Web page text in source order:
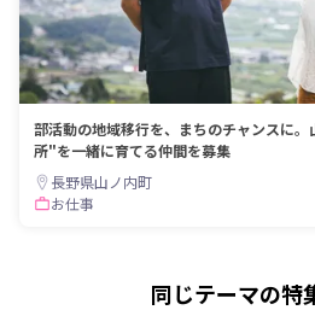
部活動の地域移行を、まちのチャンスに
所"を一緒に育てる仲間を募集
長野県山ノ内町
お仕事
同じテーマの特